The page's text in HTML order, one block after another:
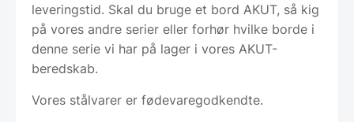
leveringstid. Skal du bruge et bord AKUT, så kig
på vores andre serier eller forhør hvilke borde i
denne serie vi har på lager i vores AKUT-
beredskab.
Vores stålvarer er fødevaregodkendte.